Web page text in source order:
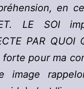
en
LE SOI
PAR
forte pour ma
image